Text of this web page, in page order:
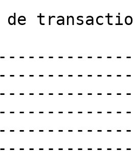
de